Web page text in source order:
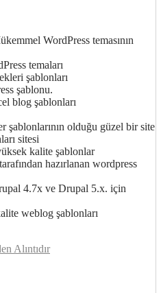
WordPress temasının
temaları
şablonları
şablonu.
blog şablonları
şablonlarının olduğu güzel bir site
sitesi
kalite şablonlar
hazırlanan wordpress
4.7x ve Drupal 5.x. için
weblog şablonları
Alıntıdır